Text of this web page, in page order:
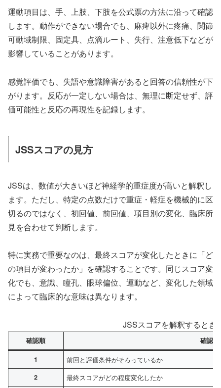
運動項目は、手、上肢、下肢を公式票の方法に沿って確認
します。動作ができない場合でも、麻痺以外に疼痛、関節
可動域制限、固定具、点滴ルート、失行、注意低下などが
影響していることがあります。
感覚評価でも、失語や意識障害があると回答の信頼性が下
がります。反応が一定しない場合は、無理に断定せず、評
価可能性と反応の再現性を記録します。
JSSスコアの見方
JSSは、数値が大きいほど神経学的重症度が高いと解釈し
ます。ただし、特定の点数だけで重症・軽症を機械的に区
切るのではなく、初回値、前回値、項目別の変化、臨床所
見を合わせて判断します。
特に実務で重要なのは、最終スコアが変化したときに「ど
の項目が変わったか」を確認することです。同じスコア変
化でも、意識、瞳孔、眼球偏位、運動など、変化した領域
によって臨床的な意味は異なります。
JSSスコアを解釈するとき
確認順 確認内
1 前回と評価条件がそろっているか
2 最終スコアがどの程度変化したか